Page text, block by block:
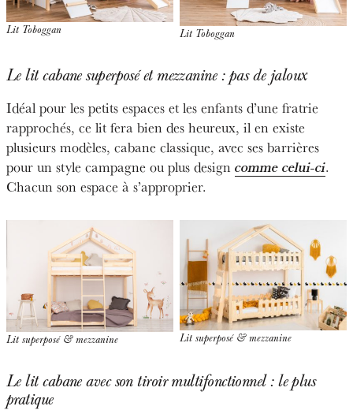
Lit Toboggan Lit Toboggan
Le lit cabane superposé et mezzanine : pas de jaloux
Idéal pour les petits espaces et les enfants d’une fratrie
rapprochés, ce lit fera bien des heureux, il en existe
plusieurs modèles, cabane classique, avec ses barrières
pour un style campagne ou plus design comme celui-ci.
Chacun son espace à s’approprier.
Lit superposé & mezzanine Lit superposé & mezzanine
Le lit cabane avec son tiroir multifonctionnel : le plus
pratique